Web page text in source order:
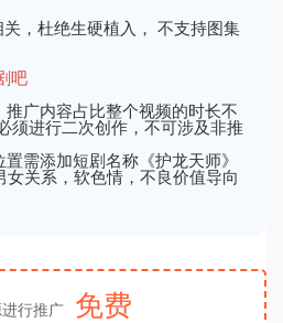
，杜绝生硬植入， 不支持图集
吧
广内容占比整个视频的时长不
须进行二次创作，不可涉及非推
需添加短剧名称《护龙天师》
关系，软色情，不良价值导向
行推广 免费